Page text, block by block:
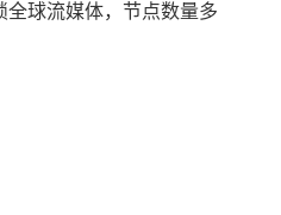
全球流媒体，节点数量多